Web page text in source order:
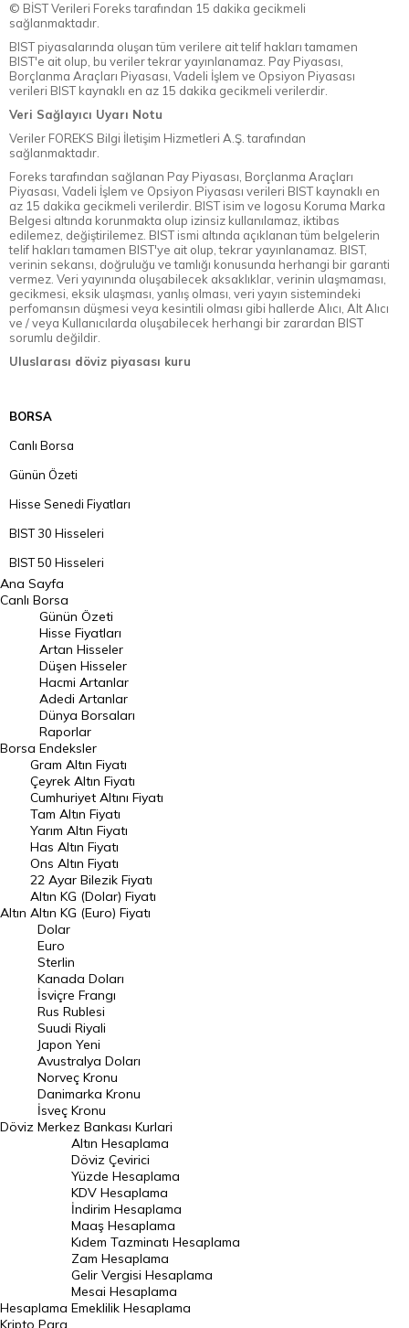
© BİST Verileri Foreks tarafından 15 dakika gecikmeli
sağlanmaktadır.
BIST piyasalarında oluşan tüm verilere ait telif hakları tamamen
BIST'e ait olup, bu veriler tekrar yayınlanamaz. Pay Piyasası,
Borçlanma Araçları Piyasası, Vadeli İşlem ve Opsiyon Piyasası
verileri BIST kaynaklı en az 15 dakika gecikmeli verilerdir.
Veri Sağlayıcı Uyarı Notu
Veriler FOREKS Bilgi İletişim Hizmetleri A.Ş. tarafından
sağlanmaktadır.
Foreks tarafından sağlanan Pay Piyasası, Borçlanma Araçları
Piyasası, Vadeli İşlem ve Opsiyon Piyasası verileri BIST kaynaklı en
az 15 dakika gecikmeli verilerdir. BIST isim ve logosu Koruma Marka
Belgesi altında korunmakta olup izinsiz kullanılamaz, iktibas
edilemez, değiştirilemez. BIST ismi altında açıklanan tüm belgelerin
telif hakları tamamen BIST'ye ait olup, tekrar yayınlanamaz. BIST,
verinin sekansı, doğruluğu ve tamlığı konusunda herhangi bir garanti
vermez. Veri yayınında oluşabilecek aksaklıklar, verinin ulaşmaması,
gecikmesi, eksik ulaşması, yanlış olması, veri yayın sistemindeki
perfomansın düşmesi veya kesintili olması gibi hallerde Alıcı, Alt Alıcı
ve / veya Kullanıcılarda oluşabilecek herhangi bir zarardan BIST
sorumlu değildir.
Uluslarası döviz piyasası kuru
BORSA
Canlı Borsa
Günün Özeti
Hisse Senedi Fiyatları
BIST 30 Hisseleri
BIST 50 Hisseleri
BIST 100 Hisseleri
En Çok Artan Hisseler
En Çok Düşen Hisseler
Hacmi Artanlar
Geçmiş Kapanışlar
Dünya Borsaları
Raporlar
Endeksler
DÖVİZ
Döviz Kuru
Dolar Kuru
Euro Kuru
Pound Kuru
Frank Kuru
Riyal Kuru
Avustralya Doları
Danimarka Kronu Kuru
Kanada Doları Kuru
Norveç Kronu Kuru
İsveç Kronu Kuru
Japon Yeni Kuru
Serbest Piyasa Döviz Kurları
Merkez Bankası Döviz Kurları
Altın Fiyatları
Ana Sayfa
Canlı Borsa
Borsa
Günün Özeti
Hisse Fiyatları
Artan Hisseler
Düşen Hisseler
Hacmi Artanlar
Adedi Artanlar
Dünya Borsaları
Raporlar
Endeksler
Altın
Gram Altın Fiyatı
Çeyrek Altın Fiyatı
Cumhuriyet Altını Fiyatı
Tam Altın Fiyatı
Yarım Altın Fiyatı
Has Altın Fiyatı
Ons Altın Fiyatı
22 Ayar Bilezik Fiyatı
Altın KG (Dolar) Fiyatı
Altın KG (Euro) Fiyatı
Döviz
Dolar
Euro
Sterlin
Kanada Doları
İsviçre Frangı
Rus Rublesi
Suudi Riyali
Japon Yeni
Avustralya Doları
Norveç Kronu
Danimarka Kronu
İsveç Kronu
Merkez Bankası Kurlari
Hesaplama
Altın Hesaplama
Döviz Çevirici
Yüzde Hesaplama
KDV Hesaplama
İndirim Hesaplama
Maaş Hesaplama
Kıdem Tazminatı Hesaplama
Zam Hesaplama
Gelir Vergisi Hesaplama
Mesai Hesaplama
Emeklilik Hesaplama
Kripto Para